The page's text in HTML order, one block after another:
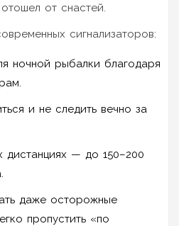
от снастей.
сигнализаторов:
ночной рыбалки благодаря
и не следить вечно за
дистанциях — до 150–200
даже осторожные
пропустить «по